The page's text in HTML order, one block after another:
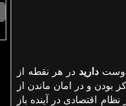
دوستدارید در هر نقطه از
بودن و در امان ماندن از
اقتصادی در آینده باز